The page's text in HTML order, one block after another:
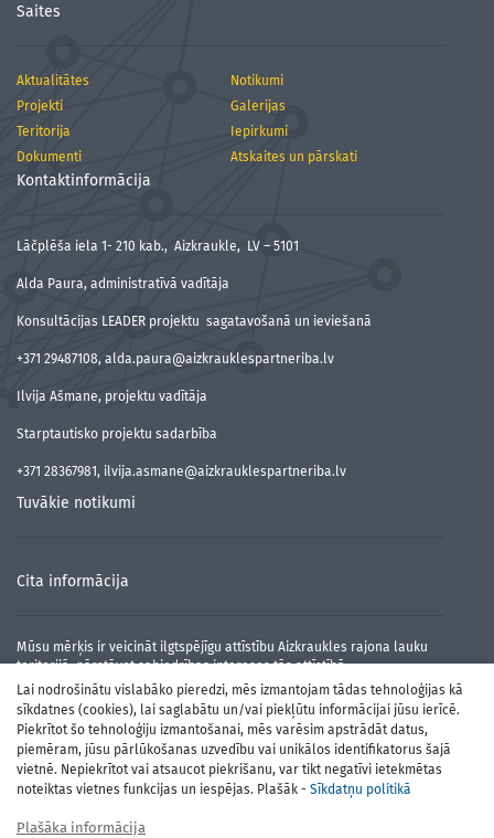
Lai nodrošinātu vislabāko pieredzi, mēs izmantojam tādas tehnoloģijas kā
sīkdatnes (cookies), lai saglabātu un/vai piekļūtu informācijai jūsu ierīcē.
Piekrītot šo tehnoloģiju izmantošanai, mēs varēsim apstrādāt datus,
piemēram, jūsu pārlūkošanas uzvedību vai unikālos identifikatorus šajā
vietnē. Nepiekrītot vai atsaucot piekrišanu, var tikt negatīvi ietekmētas
noteiktas vietnes funkcijas un iespējas. Plašāk - Sīkdatņu politikā
Plašāka informācija
Saites
Aktualitātes
Notikumi
Projekti
Galerijas
Teritorija
Iepirkumi
Dokumenti
Atskaites un pārskati
Kontaktinformācija
Lāčplēša iela 1- 210 kab., Aizkraukle, LV – 5101
Alda Paura, administratīvā vadītāja
Konsultācijas LEADER projektu sagatavošanā un ieviešanā
+371 29487108, alda.paura@aizkrauklespartneriba.lv
Ilvija Ašmane, projektu vadītāja
Starptautisko projektu sadarbība
+371 28367981, ilvija.asmane@aizkrauklespartneriba.lv
Tuvākie notikumi
Cita informācija
Mūsu mērķis ir veicināt ilgtspējīgu attīstību Aizkraukles rajona lauku
teritorijā, pārstāvot sabiedrības intereses tās attīstībā.
Atbalsta Zemkopības ministrija un Lauku atbalsta dienests